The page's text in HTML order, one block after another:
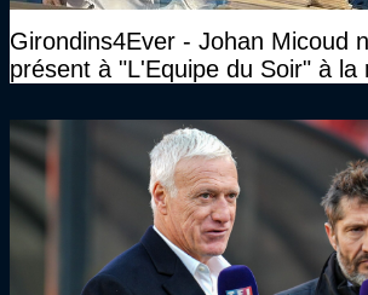
Girondins4Ever - Johan Micoud
présent à "L'Equipe du Soir" à la